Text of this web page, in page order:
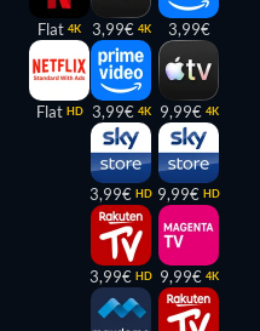
Flat 4K
Flat HD
3,99€ 4K
3,99€ 4K
3,99€ HD
3,99€ HD
3,99€
9,99€ 4K
9,99€ HD
9,99€ 4K